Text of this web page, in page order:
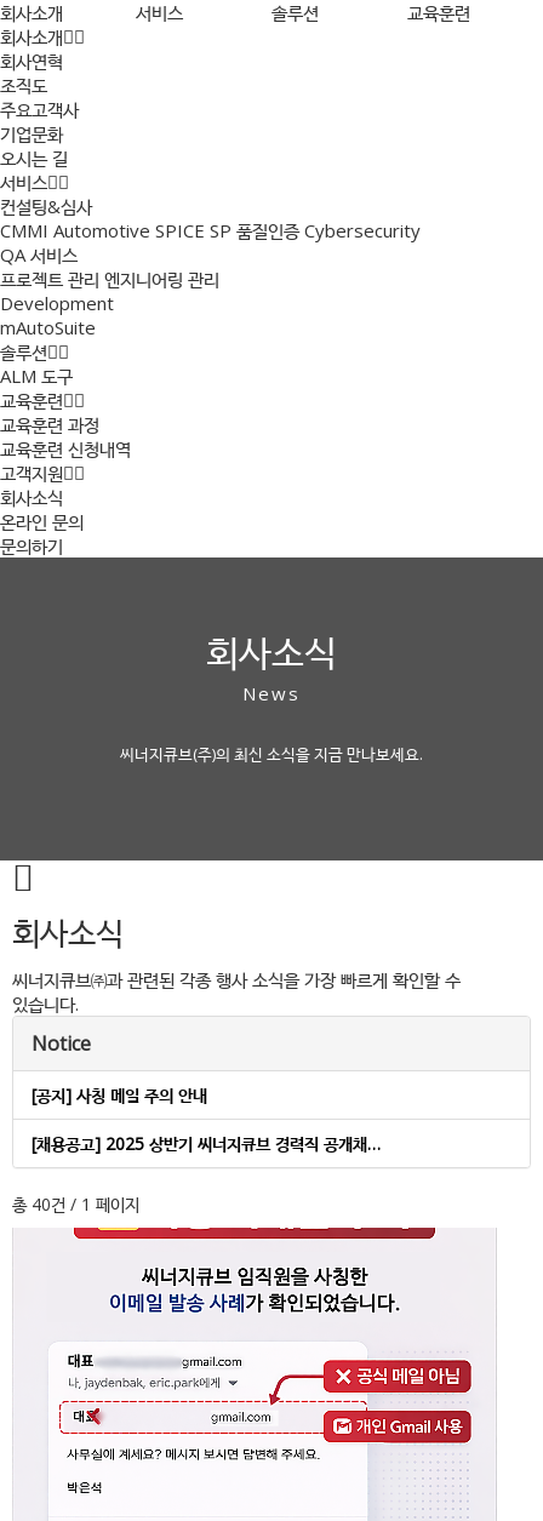
회사소개 서비스 솔루션
교육훈련
회사소개
회사연혁
조직도
주요고객사
기업문화
오시는 길
서비스
컨설팅&심사
CMMI Automotive SPICE SP 품질인증Cybersecurity
QA 서비스
프로젝트 관리 엔지니어링 관리
Development
mAutoSuite
솔루션
ALM 도구
교육훈련
교육훈련 과정
교육훈련 신청내역
고객지원
회사소식
온라인 문의
문의하기
회사소식
News
씨너지큐브(주)의 최신 소식을 지금 만나보세요.
회사소식
씨너지큐브㈜과 관련된 각종 행사 소식을 가장 빠르게 확인할 수
있습니다.
Notice
[공지] 사칭 메일 주의 안내
[채용공고] 2025 상반기 씨너지큐브 경력직 공개채…
총 40건 / 1 페이지